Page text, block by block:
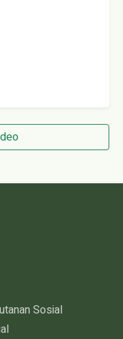
Sosial